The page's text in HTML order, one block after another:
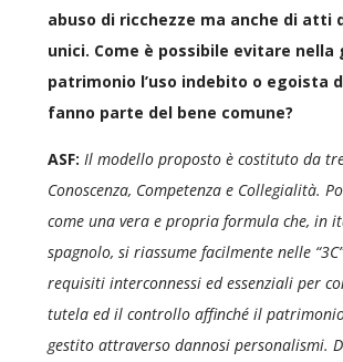
abuso di ricchezze ma anche di atti
unici. Come è possibile evitare nella
patrimonio l’uso indebito o egoista
fanno parte del bene comune?
ASF: Il modello proposto è costituto da
Conoscenza, Competenza e Collegialità.
come una vera e propria formula che, in
spagnolo, si riassume facilmente nelle
requisiti interconnessi ed essenziali per
tutela ed il controllo affinché il
gestito attraverso dannosi personalismi.